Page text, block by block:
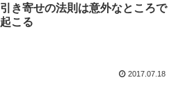
引き寄せの法則は意外なところで
起こる
2017.07.18